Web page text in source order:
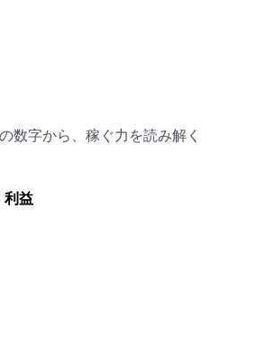
数字から、稼ぐ力を読み解く
利益